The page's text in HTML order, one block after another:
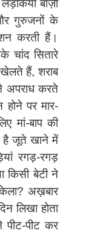
लड़कियां बाज़ी
और गुरुजनों के
करती हैं।
चांद सितारे
हैं, शराब
अपराध करते
पर मार-
मां-बाप की
है जूते खाने में
रगड़-रगड़
किसी बेटी ने
अख़बार
लिखा होता
पीट कर